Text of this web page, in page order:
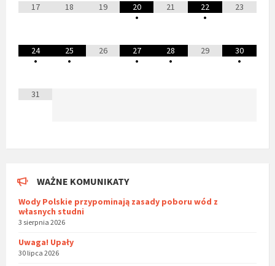
17 18 19
20
•
21
22
•
23
24
•
25
•
26
27
•
28
•
29
30
•
31
WAŻNE KOMUNIKATY
Wody Polskie przypominają zasady poboru wód z
własnych studni
3 sierpnia 2026
Uwaga! Upały
30 lipca 2026